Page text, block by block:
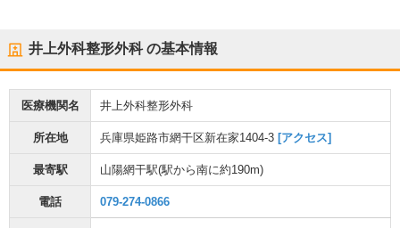
井上外科整形外科の基本情報
医療機関名 井上外科整形外科
所在地 兵庫県姫路市網干区新在家1404-3 [アクセス]
最寄駅 山陽網干駅(駅から南に約190m)
電話 079-274-0866